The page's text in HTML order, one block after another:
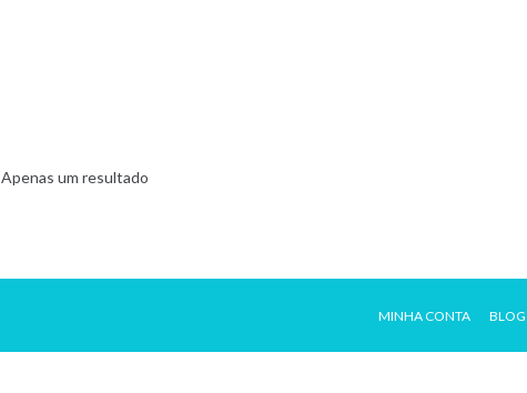
Apenas um resultado
MINHA CONTA BLOG